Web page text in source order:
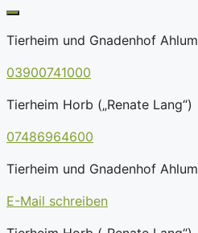
Tierheim und Gnadenhof Ahlum
03900741000
Tierheim Horb („Renate Lang“)
07486964600
Tierheim und Gnadenhof Ahlum
E-Mail schreiben